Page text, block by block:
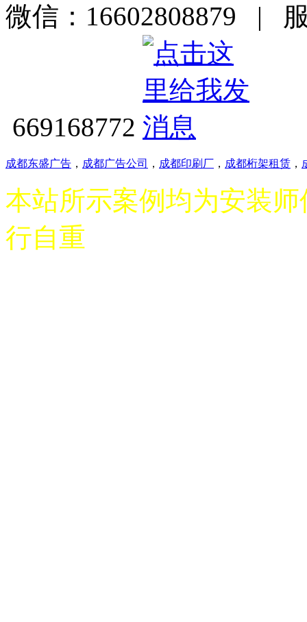
微信：16602808879 |
669168772
成都东盛广告 ， 成都广告公司 ， 成都印刷厂 ， 成都桁架租赁 ，
本站所示案例均为安装
行自重